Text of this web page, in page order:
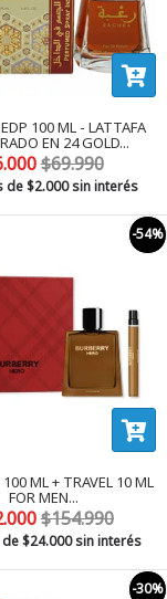
100 ML - LATTAFA
EN 24 GOLD...
$69.990
de$2.000sin interés
-54%
ML + TRAVEL 10 ML
FOR MEN...
$154.990
de$24.000sin interés
-30%